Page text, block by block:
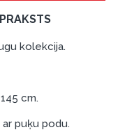
kolekcija.
cm.
puķu podu.